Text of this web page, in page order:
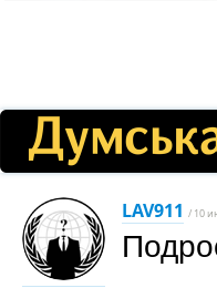
LAV911 / 10